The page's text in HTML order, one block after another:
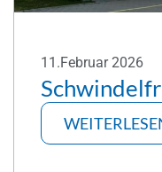
11.Februar 2026